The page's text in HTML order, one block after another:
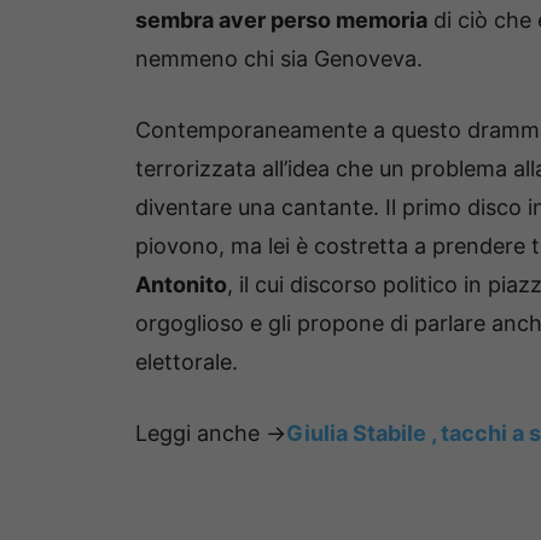
sembra aver perso memoria di ciò che
nemmeno chi sia Genoveva.
Contemporaneamente a questo
terrorizzata all’idea che un problema
diventare una cantante. Il primo disco
piovono, ma lei è costretta a prendere
Antonito, il cui discorso politico in
orgoglioso e gli propone di parlare
elettorale.
Leggi anche ->Giulia Stabile , tacchi a